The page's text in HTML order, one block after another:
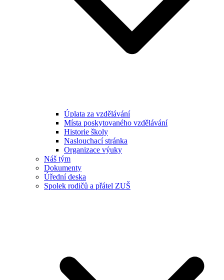
Úplata za vzdělávání
Místa poskytovaného vzdělávání
Historie školy
Naslouchací stránka
Organizace výuky
Náš tým
Dokumenty
Úřední deska
Spolek rodičů a přátel ZUŠ